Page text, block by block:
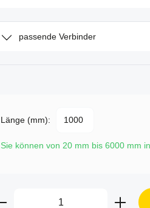
passende Verbinder
Länge (mm):
Sie können von 20 mm bis 6000 mm in
Anzahl: Gib